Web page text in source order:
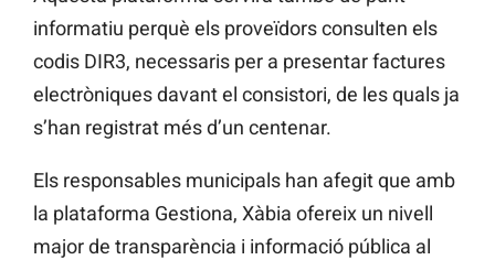
informatiu perquè els proveïdors consulten els
codis DIR3, necessaris per a presentar factures
electròniques davant el consistori, de les quals ja
s’han registrat més d’un centenar.
Els responsables municipals han afegit que amb
la plataforma Gestiona, Xàbia ofereix un nivell
major de transparència i informació pública al